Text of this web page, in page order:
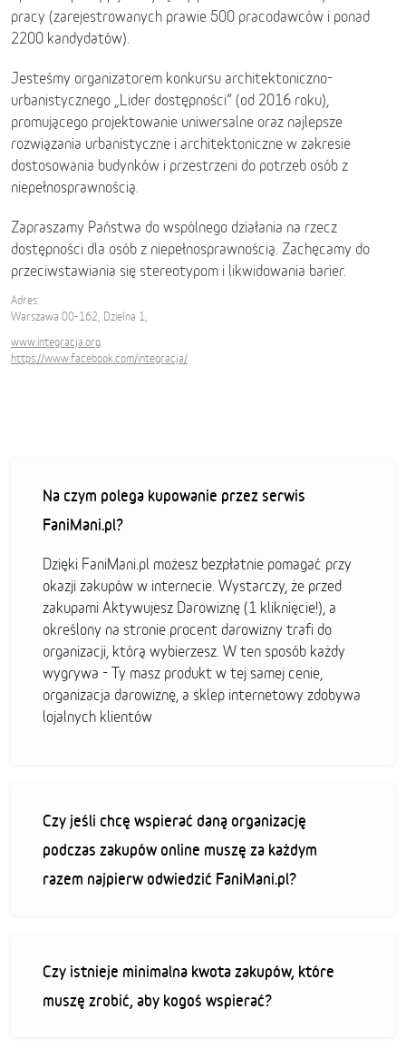
pracy (zarejestrowanych prawie 500 pracodawców i ponad
2200 kandydatów).
Jesteśmy organizatorem konkursu architektoniczno-
urbanistycznego „Lider dostępności” (od 2016 roku),
promującego projektowanie uniwersalne oraz najlepsze
rozwiązania urbanistyczne i architektoniczne w zakresie
dostosowania budynków i przestrzeni do potrzeb osób z
niepełnosprawnością.
Zapraszamy Państwa do wspólnego działania na rzecz
dostępności dla osób z niepełnosprawnością. Zachęcamy do
przeciwstawiania się stereotypom i likwidowania barier.
Adres:
Warszawa 00-162, Dzielna 1,
www.integracja.org
https://www.facebook.com/integracja/
Na czym polega kupowanie przez serwis
FaniMani.pl?
Dzięki FaniMani.pl możesz bezpłatnie pomagać przy
okazji zakupów w internecie. Wystarczy, że przed
zakupami Aktywujesz Darowiznę (1 kliknięcie!), a
określony na stronie procent darowizny trafi do
organizacji, którą wybierzesz. W ten sposób każdy
wygrywa - Ty masz produkt w tej samej cenie,
organizacja darowiznę, a sklep internetowy zdobywa
lojalnych klientów
Czy jeśli chcę wspierać daną organizację
podczas zakupów online muszę za każdym
razem najpierw odwiedzić FaniMani.pl?
Czy istnieje minimalna kwota zakupów, które
muszę zrobić, aby kogoś wspierać?